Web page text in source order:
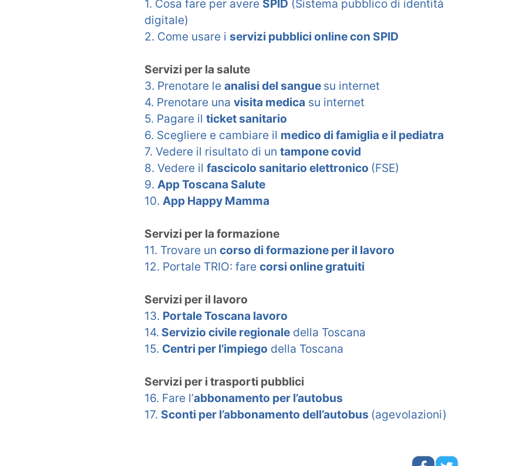
1. Cosa fare per avere SPID (Sistema pubblico di identità
digitale)
2. Come usare i servizi pubblici online con SPID
Servizi per la salute
3. Prenotare le analisi del sangue su internet
4. Prenotare una visita medica su internet
5. Pagare il ticket sanitario
6. Scegliere e cambiare il medico di famiglia e il pediatra
7. Vedere il risultato di un tampone covid
8. Vedere il fascicolo sanitario elettronico (FSE)
9. App Toscana Salute
10. App Happy Mamma
Servizi per la formazione
11. Trovare un corso di formazione per il lavoro
12. Portale TRIO: fare corsi online gratuiti
Servizi per il lavoro
13. Portale Toscana lavoro
14. Servizio civile regionaledella Toscana
15. Centri per l’impiego della Toscana
Servizi per i trasporti pubblici
16. Fare l’abbonamento per l’autobus
17. Sconti per l’abbonamento dell’autobus (agevolazioni)